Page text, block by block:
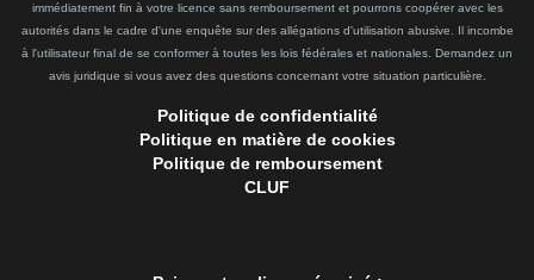
immédiatement fin à votre licence sans remboursement et pourrons coopérer avec les
autorités dans le cadre d'une enquête sur des allégations d'utilisation abusive. Il incombe
à l'utilisateur final de se conformer à toutes les lois fédérales et nationales. Demandez un
avis juridique si vous avez des questions concernant votre situation particulière.
Politique de confidentialité
Politique en matière de cookies
Politique de remboursement
CLUF